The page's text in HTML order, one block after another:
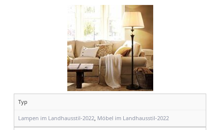
Typ
Lampen im Landhausstil-2022, Möbel im Landhausstil-2022